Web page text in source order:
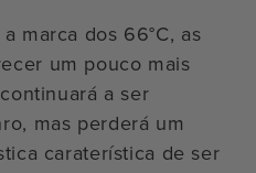
marca dos 66°C, as
um pouco mais
a ser
mas perderá um
caraterística de ser